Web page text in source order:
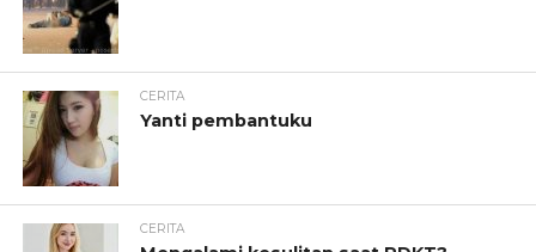
CERITA
Yanti pembantuku
CERITA